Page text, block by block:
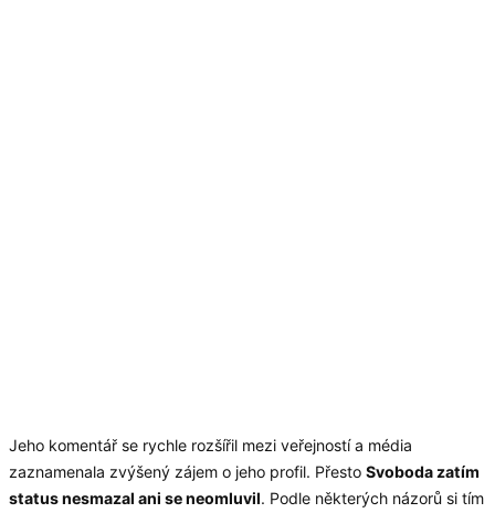
Jeho komentář se rychle rozšířil mezi veřejností a média
zaznamenala zvýšený zájem o jeho profil. Přesto Svoboda zatím
status nesmazal ani se neomluvil. Podle některých názorů si tím